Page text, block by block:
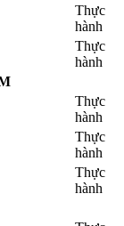
Thực
hành
Thực
hành
Thực
hành
Thực
hành
Thực
hành